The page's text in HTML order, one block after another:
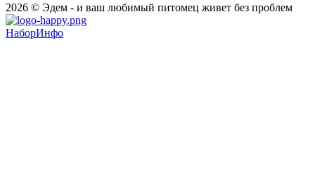
2026 © Эдем - и ваш любимый питомец живет без проблем
НаборИнфо